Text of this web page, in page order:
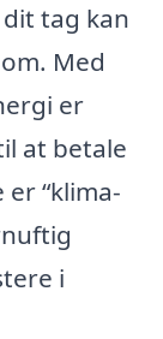
tag kan
Med
er
at betale
“klima-
i